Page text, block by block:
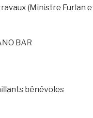
(Ministre Furlan
BAR
bénévoles